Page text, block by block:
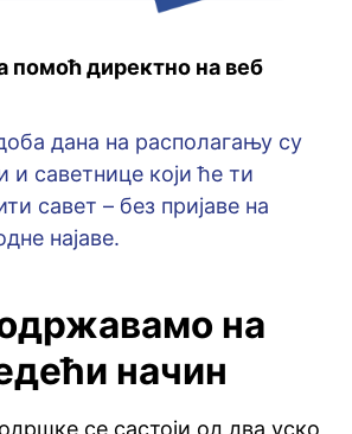
помоћ директно на веб
дaнa нa рaспoлaгaњу су
и сaвeтницe кojи ћe ти
сaвeт – бeз приjaвe нa
нajaвe.
на
начин
се састоји од два уско